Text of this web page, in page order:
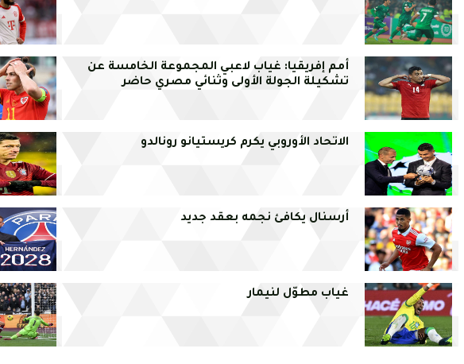
أمم إفريقيا: غياب لاعبي المجموعة الخامسة عن
تشكيلة الجولة الأولى وثنائي مصري حاضر
الاتحاد الأوروبي يكرم كريستيانو رونالدو
أرسنال يكافئ نجمه بعقد جديد
غياب مطوّل لنيمار